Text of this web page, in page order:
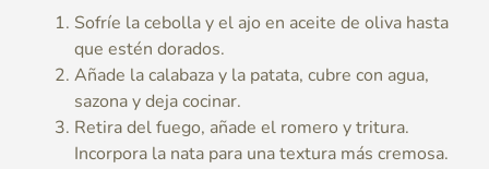
Sofríe la cebolla y el ajo en aceite de oliva hasta
que estén dorados.
Añade la calabaza y la patata, cubre con agua,
sazona y deja cocinar.
Retira del fuego, añade el romero y tritura.
Incorpora la nata para una textura más cremosa.